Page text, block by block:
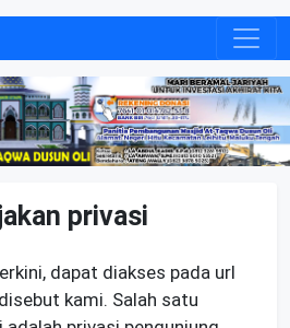
privasi
dapat diakses pada url
kami. Salah satu